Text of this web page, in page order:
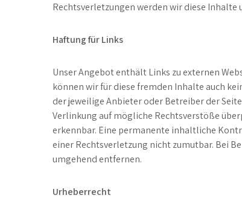
Rechtsverletzungen werden wir diese Inhalte
Haftung für Links
Unser Angebot enthält Links zu externen
können wir für diese fremden Inhalte auch
der jeweilige Anbieter oder Betreiber der
Verlinkung auf mögliche Rechtsverstöße
erkennbar. Eine permanente inhaltliche
einer Rechtsverletzung nicht zumutbar. Bei
umgehend entfernen.
Urheberrecht